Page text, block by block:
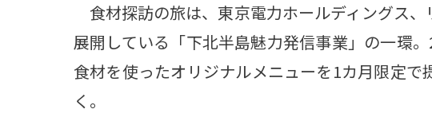
食材探訪の旅は、東京電力ホールディングス
展開している「下北半島魅力発信事業」の一環
食材を使ったオリジナルメニューを1カ月限定
く。